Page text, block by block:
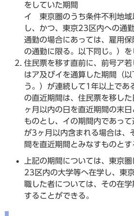
をしていた期間
イ 東京圏のうち条件不利地域
し、かつ、東京23区内への通
通勤の場合にあっては、雇用
の通勤に限る。以下同じ。）を
住民票を移す直前に、前号ア
はア及びイを通算した期間（
う。）が連続して1年以上であ
の直近期間は、住民票を移し
ヶ月以内の日を直近期間の末
ものとし、イの期間内であっ
が3ヶ月以内含まれる場合は、
間を直近期間とみなすものとす
上記の期間については、東京
23区内の大学等へ在学し、東
職した者については、その在
することができる。